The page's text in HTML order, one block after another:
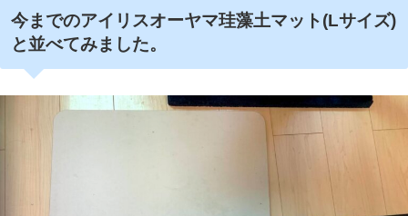
今までのアイリスオーヤマ珪藻土マット(Lサイズ)
と並べてみました。